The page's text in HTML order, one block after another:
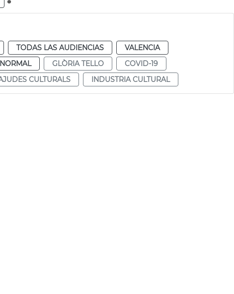
TODAS LAS AUDIENCIAS
VALENCIA
NORMAL GLÒRIA TELLO
COVID-19
CULTURALS INDUSTRIA CULTURAL